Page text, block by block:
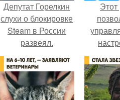
Депутат Горелкин
слухи о блокировке
Steam в России
развеял.